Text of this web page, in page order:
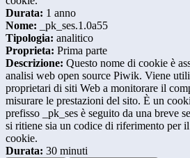
Durata: 1 anno
Nome: _pk_ses.1.0a55
Tipologia: analitico
Proprieta: Prima parte
Descrizione: Questo nome di cookie è
analisi web open source Piwik. Viene
proprietari di siti Web a monitorare il
misurare le prestazioni del sito. È un
prefisso _pk_ses è seguito da una breve
si ritiene sia un codice di riferimento per
cookie.
Durata: 30 minuti